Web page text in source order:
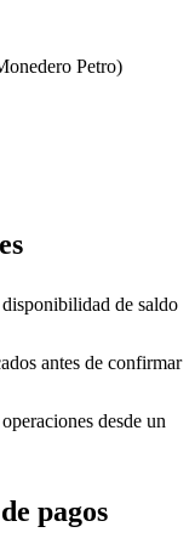
Petro)
de saldo
antes de confirmar
desde un
pagos